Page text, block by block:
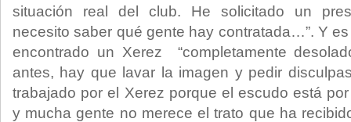
situación real del club. He solicitado un
necesito saber qué gente hay contratada…”. Y
encontrado un Xerez “completamente
antes, hay que lavar la imagen y pedir
trabajado por el Xerez porque el escudo está
y mucha gente no merece el trato que ha